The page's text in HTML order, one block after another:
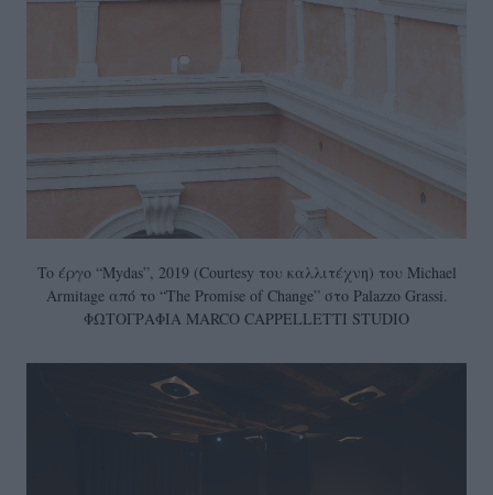
To έργο “Mydas”, 2019 (Courtesy του καλλιτέχνη) του Michael
Armitage από το “The Promise of Change” στο Palazzo Grassi.
ΦΩΤΟΓΡΑΦΙΑ MARCO CAPPELLETTI STUDIO